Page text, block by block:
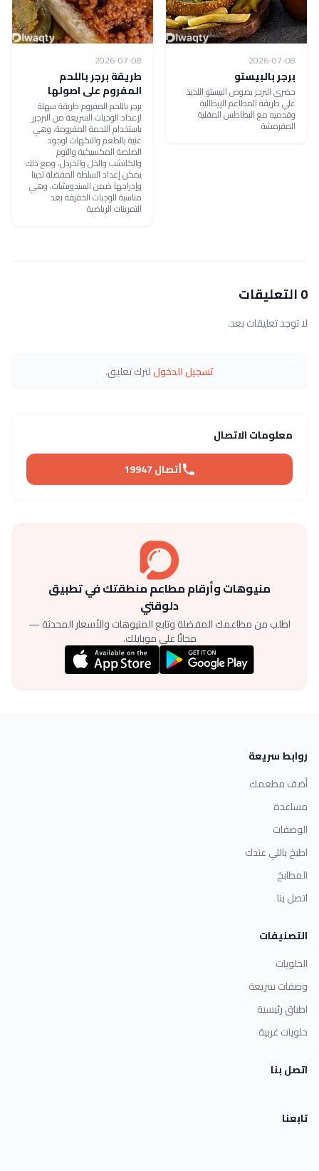
2026-07-08
برجر بالبيستو
حضري البرجر بصوص البيستو اللذيذ
علي طريقة المطاعم الإيطالية
وقدميه مع البطاطس المقلية
المقرمشة.
2026-07-08
طريقة برجر باللحم
المفروم على اصولها
برجر باللحم المفروم طريقة سهلة
لإعداد الوجبات السريعة من البرجرر
باستخدام اللحمة المفرومة، وهي
غنية بالطعم والنكهات لوجود
الصلصة المكسيكية والثوم
والكاتشب والخل والخردل، ومع ذلك
يمكن إعداد السلطة المفضلة لدينا
وإدراجها ضمن السندويشات، وهي
مناسبة للوجبات الخفيفة بعد
التمرينات الرياضية
0 التعليقات
لا توجد تعليقات بعد.
تسجيل الدخوللترك تعليق.
معلومات الاتصال
أتصال 19947
منيوهات وأرقام مطاعم منطقتك في تطبيق
دلوقتي
اطلب من مطاعمك المفضلة وتابع المنيوهات والأسعار المحدثة —
مجانًا على موبايلك.
روابط سريعة
أضف مطعمك
مساعدة
الوصفات
اطبخ باللي عندك
المطابخ
اتصل بنا
التصنيفات
الحلويات
وصفات سريعة
اطباق رئيسية
حلويات غربية
اتصل بنا
تابعنا